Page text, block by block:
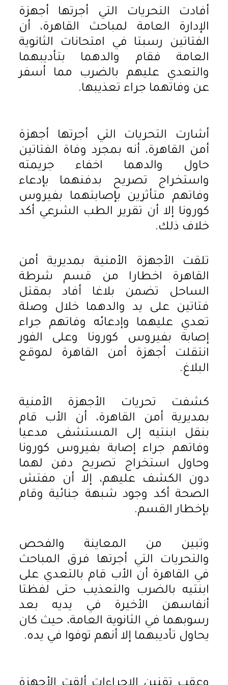
أفادت التحريات التي أجرتها أجهزة
الإدارة العامة لمباحث القاهرة، أن
الفتاتين رسبتا في امتحانات الثانوية
العامة فقام والدهما بتأديبهما
والتعدي عليهم بالضرب مما أسفر
عن وفاتهما جراء تعذيبها.
أشارت التحريات التي أجرتها أجهزة
أمن القاهرة، أنه بمجرد وفاة الفتاتين
حاول والدهما اخفاء جريمته
واستخراج تصريح بدفنهما بإدعاء
وفاتهم متأثرين بإصابتهما بفيروس
كورونا إلا أن تقرير الطب الشرعي أكد
خلاف ذلك.
تلقت الأجهزة الأمنية بمديرية أمن
القاهرة اخطارا من قسم شرطة
الساحل تضمن بلاغا أفاد بمقتل
فتاتين على يد والدهما خلال وصلة
تعدي عليهما وإدعائه وفاتهم جراء
إصابة بفيروس كورونا وعلى الفور
انتقلت أجهزة أمن القاهرة لموقع
البلاغ.
كشفت تحريات الأجهزة الأمنية
بمديرية أمن القاهرة، أن الأب قام
بنقل ابنتيه إلى المستشفى مدعيا
وفاتهم جراء إصابة بفيروس كورونا
وحاول استخراج تصريح دفن لهما
دون الكشف عليهم، إلا أن مفتش
الصحة أكد وجود شبهة جنائية وقام
بإخطار القسم.
وتبين من المعاينة والفحص
والتحريات التي أجرتها فرق المباحث
في القاهرة أن الأب قام بالتعدي على
ابنتيه بالضرب والتعذيب حتى لفظتا
أنفاسهن الأخيرة في يديه بعد
رسوبهما في الثانوية العامة، حيث كان
يحاول تأديبهما إلا أنهم توفوا في يده.